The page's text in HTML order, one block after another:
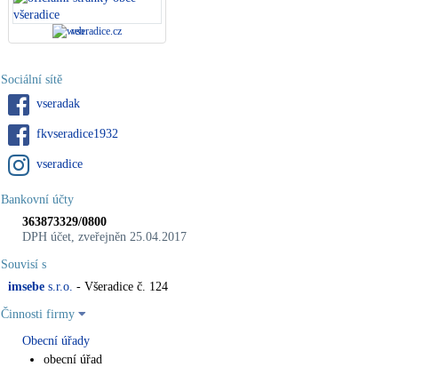
vseradice.cz
Sociální sítě
vseradak
fkvseradice1932
vseradice
Bankovní účty
363873329/0800
DPH účet, zveřejněn 25.04.2017
Souvisí s
imsebe s.r.o. - Všeradice č. 124
Činnosti firmy
Obecní úřady
obecní úřad